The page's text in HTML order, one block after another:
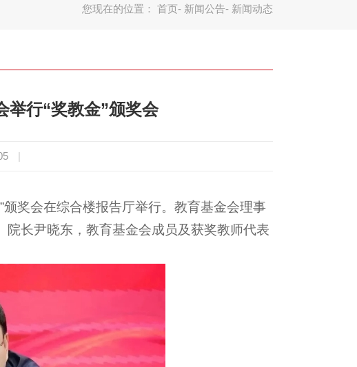
您现在的位置： 首页- 新闻公告- 新闻动态
举行“奖教金”颁奖会
|
奖会在综合楼报告厅举行。教育基金会理事
长尹晓东，教育基金会成员及获奖教师代表